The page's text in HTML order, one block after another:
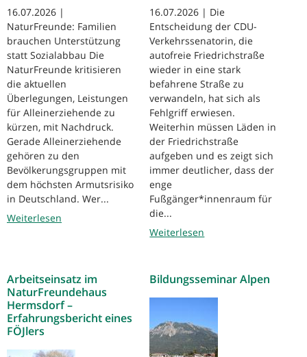
16.07.2026 |
NaturFreunde: Familien
brauchen Unterstützung
statt Sozialabbau Die
NaturFreunde kritisieren
die aktuellen
Überlegungen, Leistungen
für Alleinerziehende zu
kürzen, mit Nachdruck.
Gerade Alleinerziehende
gehören zu den
Bevölkerungsgruppen mit
dem höchsten Armutsrisiko
in Deutschland. Wer...
Weiterlesen
16.07.2026 | Die
Entscheidung der CDU-
Verkehrssenatorin, die
autofreie Friedrichstraße
wieder in eine stark
befahrene Straße zu
verwandeln, hat sich als
Fehlgriff erwiesen.
Weiterhin müssen Läden in
der Friedrichstraße
aufgeben und es zeigt sich
immer deutlicher, dass der
enge
Fußgänger*innenraum für
die...
Weiterlesen
Arbeitseinsatz im
NaturFreundehaus
Hermsdorf –
Erfahrungsbericht eines
FÖJlers
Bildungsseminar Alpen